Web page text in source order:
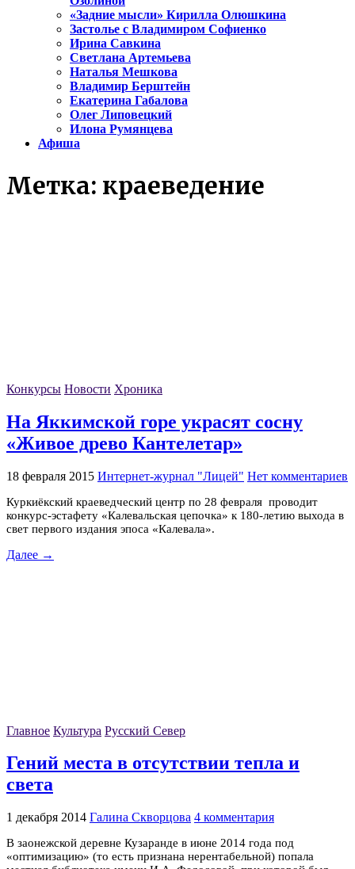
«Задние мысли» Кирилла Олюшкина
Застолье с Владимиром Софиенко
Ирина Савкина
Светлана Артемьева
Наталья Мешкова
Владимир Берштейн
Екатерина Габалова
Олег Липовецкий
Илона Румянцева
Афиша
Метка: краеведение
Конкурсы Новости Хроника
На Яккимской горе украсят сосну
«Живое древо Кантелетар»
18 февраля 2015 Интернет-журнал "Лицей" Нет комментариев
Куркиёкский краеведческий центр по 28 февраля проводит
конкурс-эстафету «Калевальская цепочка» к 180-летию выхода в
свет первого издания эпоса «Калевала».
Далее →
Главное Культура Русский Север
Гений места в отсутствии тепла и
света
1 декабря 2014 Галина Скворцова 4 комментария
В заонежской деревне Кузаранде в июне 2014 года под
«оптимизацию» (то есть признана нерентабельной) попала